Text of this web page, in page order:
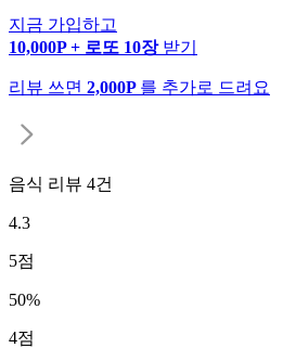
지금 가입하고
10,000P + 로또 10장 받기
리뷰 쓰면 2,000P 를 추가로 드려요
음식 리뷰 4건
4.3
5점
50%
4점